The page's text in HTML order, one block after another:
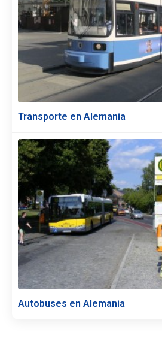
Transporte en Alemania
Autobuses en Alemania